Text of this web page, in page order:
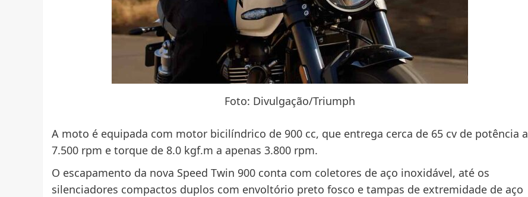
Foto: Divulgação/Triumph
A moto é equipada com motor bicilíndrico de 900 cc, que entrega cerca de 65 cv de potência a
7.500 rpm e torque de 8.0 kgf.m a apenas 3.800 rpm.
O escapamento da nova Speed ​​​​Twin 900 conta com coletores de aço inoxidável, até os
silenciadores compactos duplos com envoltório preto fosco e tampas de extremidade de aço